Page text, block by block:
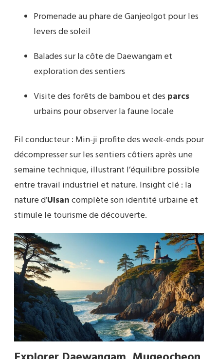
Promenade au phare de Ganjeolgot pour les
levers de soleil
Balades sur la côte de Daewangam et
exploration des sentiers
Visite des forêts de bambou et des parcs
urbains pour observer la faune locale
Fil conducteur : Min-ji profite des week-ends pour
décompresser sur les sentiers côtiers après une
semaine technique, illustrant l’équilibre possible
entre travail industriel et nature. Insight clé : la
nature d’Ulsancomplète son identité urbaine et
stimule le tourisme de découverte.